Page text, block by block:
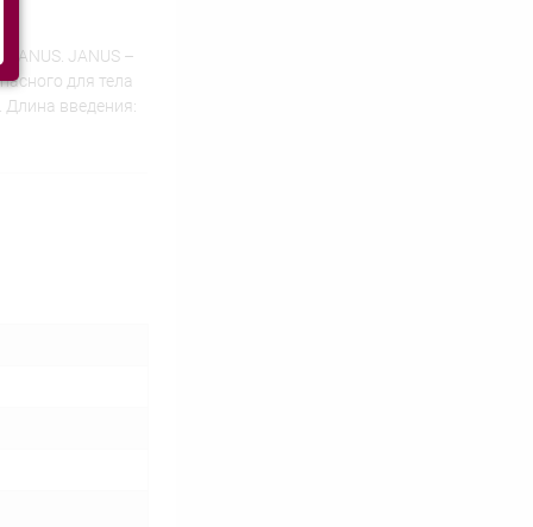
JANUS –
для тела
Длина введения: